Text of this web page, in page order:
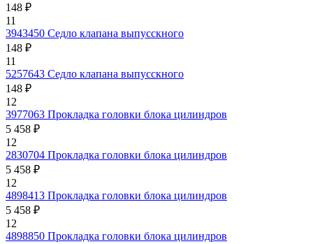
148 ₽
11
3943450 Седло клапана выпусскного
148 ₽
11
5257643 Седло клапана выпусскного
148 ₽
12
3977063 Прокладка головки блока цилиндров
5 458 ₽
12
2830704 Прокладка головки блока цилиндров
5 458 ₽
12
4898413 Прокладка головки блока цилиндров
5 458 ₽
12
4898850 Прокладка головки блока цилиндров